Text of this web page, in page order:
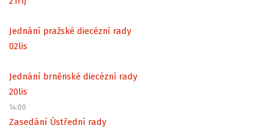
Jednání pražské diecézní rady
02lis
Jednání brněnské diecézní rady
20lis
14:00
Zasedání Ústřední rady